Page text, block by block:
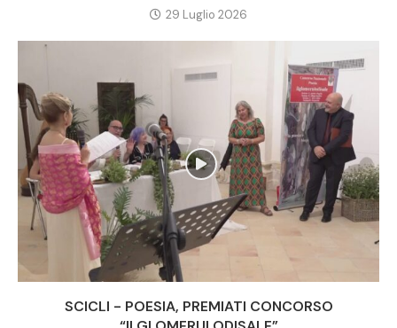
29 Luglio 2026
SCICLI - POESIA, PREMIATI CONCORSO